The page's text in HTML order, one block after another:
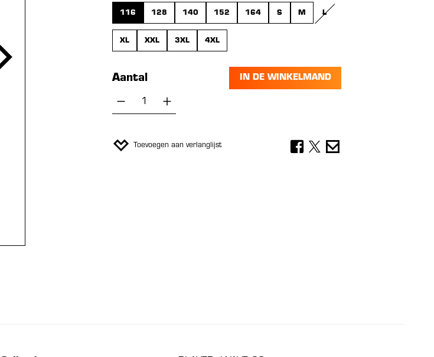
116 128 140 152 164 S M L
XL XXL 3XL 4XL
Aantal
Producthoeveelheid: Voer de gewenste
IN DE WINKELMAND
Toevoegen aan verlanglijst